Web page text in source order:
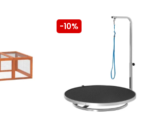
-10%